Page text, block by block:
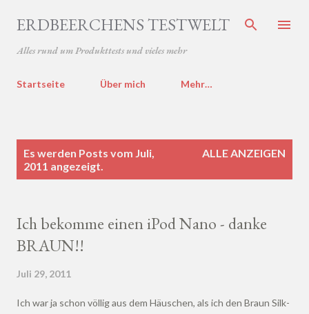
Direkt zum Hauptbereich
ERDBEERCHENS TESTWELT
Alles rund um Produkttests und vieles mehr
Startseite Über mich Mehr…
Es werden Posts vom Juli,
2011 angezeigt.
ALLE ANZEIGEN
Ich bekomme einen iPod Nano - danke
BRAUN!!
Juli 29, 2011
Ich war ja schon völlig aus dem Häuschen, als ich den Braun Silk-